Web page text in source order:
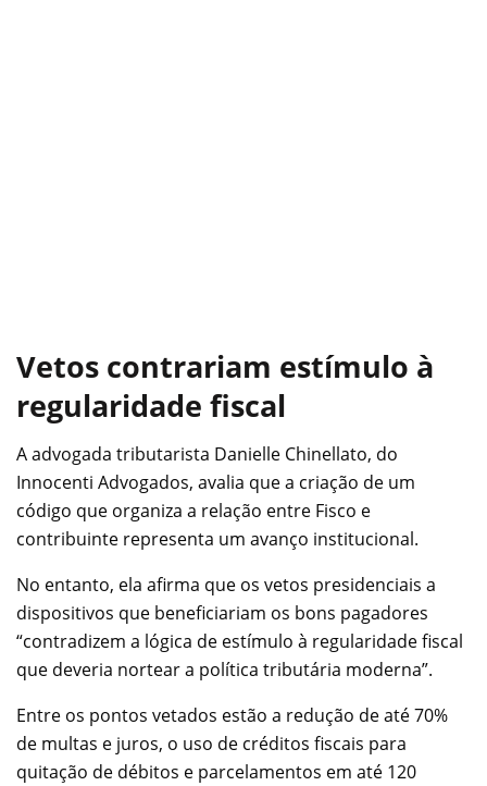
Vetos contrariam estímulo à
regularidade fiscal
A advogada tributarista Danielle Chinellato, do
Innocenti Advogados, avalia que a criação de um
código que organiza a relação entre Fisco e
contribuinte representa um avanço institucional.
No entanto, ela afirma que os vetos presidenciais a
dispositivos que beneficiariam os bons pagadores
“contradizem a lógica de estímulo à regularidade fiscal
que deveria nortear a política tributária moderna”.
Entre os pontos vetados estão a redução de até 70%
de multas e juros, o uso de créditos fiscais para
quitação de débitos e parcelamentos em até 120